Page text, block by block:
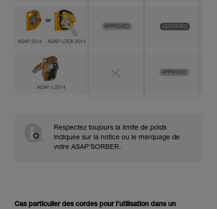
Respectez toujours la limite de poids
indiquée sur la notice ou le marquage de
votre ASAP’SORBER.
Cas particulier des cordes pour l’utilisation dans un